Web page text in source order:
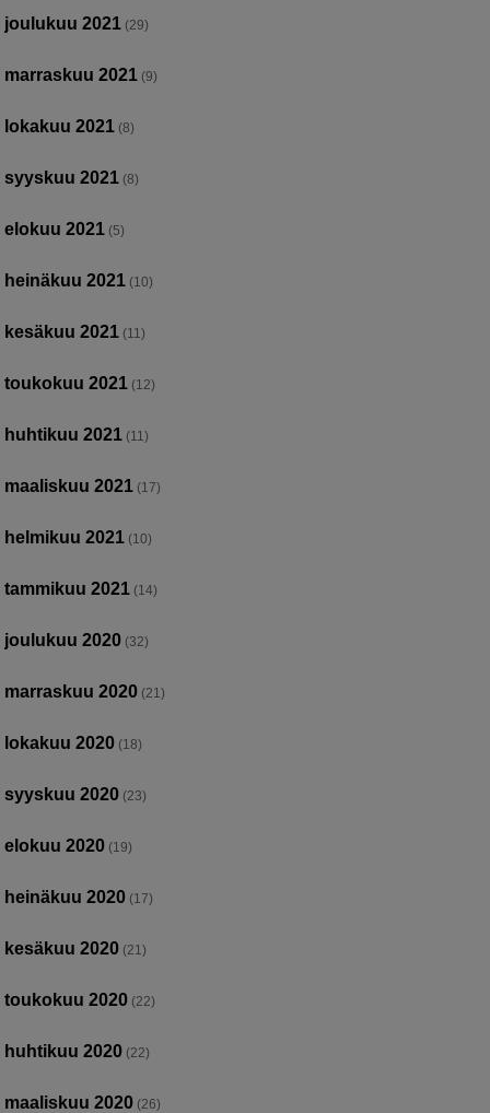
joulukuu 2021 (29)
marraskuu 2021 (9)
lokakuu 2021 (8)
syyskuu 2021 (8)
elokuu 2021 (5)
heinäkuu 2021 (10)
kesäkuu 2021 (11)
toukokuu 2021 (12)
huhtikuu 2021 (11)
maaliskuu 2021 (17)
helmikuu 2021 (10)
tammikuu 2021 (14)
joulukuu 2020 (32)
marraskuu 2020 (21)
lokakuu 2020 (18)
syyskuu 2020 (23)
elokuu 2020 (19)
heinäkuu 2020 (17)
kesäkuu 2020 (21)
toukokuu 2020 (22)
huhtikuu 2020 (22)
maaliskuu 2020 (26)